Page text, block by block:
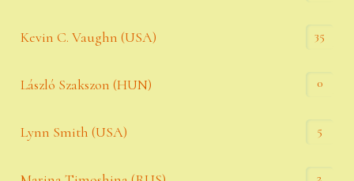
Kevin C. Vaughn (USA) 35
László Szakszon (HUN) 0
Lynn Smith (USA) 5